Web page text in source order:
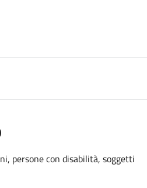
persone con disabilità, soggetti